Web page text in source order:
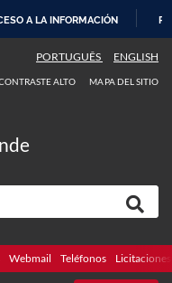
A LA INFORMACIÓN
PORTUGUÊS ENGLISH
ALTO MAPA DEL SITIO
Webmail Teléfonos Licitaciones